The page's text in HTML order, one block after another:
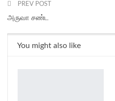
PREV POST
அருவா சண்ட
You might also like